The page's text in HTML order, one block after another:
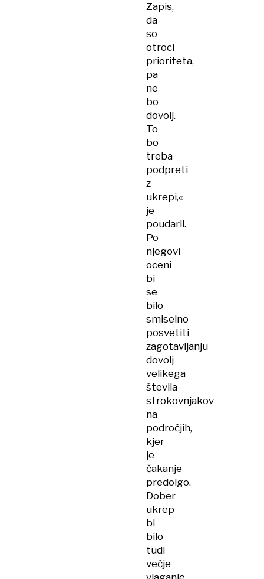
Zapis,
da
so
otroci
prioriteta,
pa
ne
bo
dovolj.
To
bo
treba
podpreti
z
ukrepi,«
je
poudaril.
Po
njegovi
oceni
bi
se
bilo
smiselno
posvetiti
zagotavljanju
dovolj
velikega
števila
strokovnjakov
na
področjih,
kjer
je
čakanje
predolgo.
Dober
ukrep
bi
bilo
tudi
večje